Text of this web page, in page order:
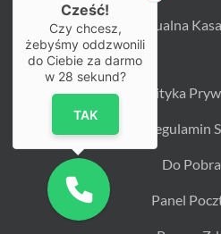
Wirtualna
Polityka
Regulamin
Do
Panel
Cześć!
Czy chcesz,
żebyśmy oddzwonili
do Ciebie za darmo
w 28 sekund?
TAK